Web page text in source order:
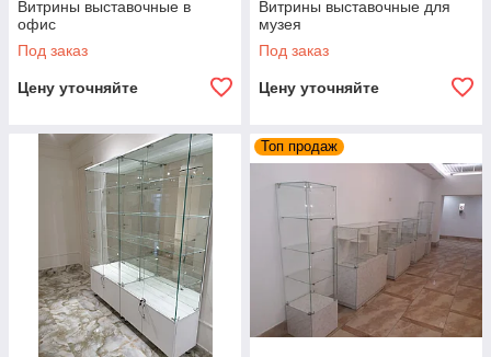
Наша компания работает в Астане, также имея
представительства в других городах Казахстана. Обсудить
готовых предложений можно, заглянув в каталог на сайте,
также мы всегда рады проконсультировать вас по телефону.
Обращайтесь!
Витрины выставочные в
офис
Под заказ
Цену уточняйте
Витрины выставочные для
музея
Под заказ
Цену уточняйте
Топ продаж